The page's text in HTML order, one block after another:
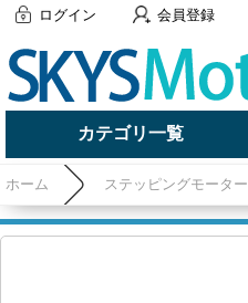
ログイン 会員登録
カテゴリ一覧
ホーム ステッピングモーター
長さ 150mm